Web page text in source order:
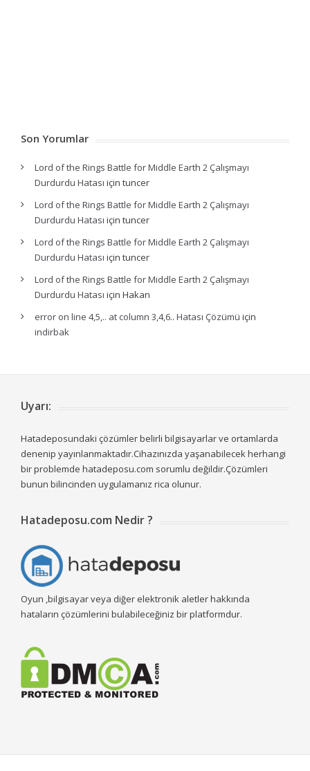
Son Yorumlar
Lord of the Rings Battle for Middle Earth 2 Çalışmayı
Durdurdu Hatası için tuncer
Lord of the Rings Battle for Middle Earth 2 Çalışmayı
Durdurdu Hatası için tuncer
Lord of the Rings Battle for Middle Earth 2 Çalışmayı
Durdurdu Hatası için tuncer
Lord of the Rings Battle for Middle Earth 2 Çalışmayı
Durdurdu Hatası için Hakan
error on line 4,5,.. at column 3,4,6.. Hatası Çözümü için
indirbak
Uyarı:
Hatadeposundaki çözümler belirli bilgisayarlar ve ortamlarda
denenip yayınlanmaktadır.Cihazınızda yaşanabilecek herhangi
bir problemde hatadeposu.com sorumlu değildir.Çözümleri
bunun bilincinden uygulamanız rica olunur.
Hatadeposu.com Nedir ?
Oyun ,bilgisayar veya diğer elektronik aletler hakkında
hataların çözümlerini bulabileceğiniz bir platformdur.